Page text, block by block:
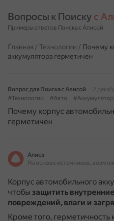
Вопросы к Поиску с
Примеры ответов Поиска с Алисой
Главная / Технологии / Почему
аккумулятора герметичен
Вопрос для Поиска с Алисой
2
#Технологии
#Авто #Аккумулятор
Почему корпус
герметичен
Алиса
Корпус автомобильного
чтобы защитить
повреждений, влаги и
Кроме того, герметичность